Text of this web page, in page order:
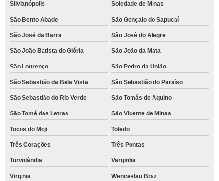
Silvianópolis Soledade de Minas
São Bento Abade São Gonçalo do Sapucaí
São José da Barra São José do Alegre
São João Batista do Glória São João da Mata
São Lourenço São Pedro da União
São Sebastião da Bela Vista São Sebastião do Paraíso
São Sebastião do Rio Verde São Tomás de Aquino
São Tomé das Letras São Vicente de Minas
Tocos do Moji Toledo
Três Corações Três Pontas
Turvolândia Varginha
Virgínia Wenceslau Braz